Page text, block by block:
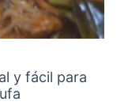
y fácil para